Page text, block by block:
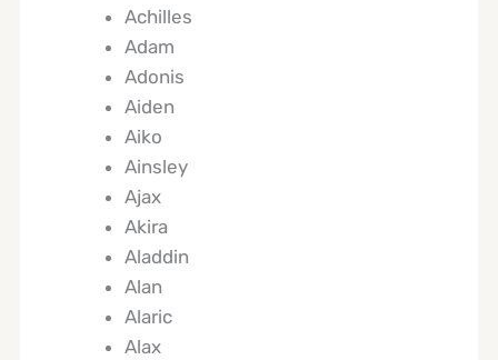
Achilles
Adam
Adonis
Aiden
Aiko
Ainsley
Ajax
Akira
Aladdin
Alan
Alaric
Alax